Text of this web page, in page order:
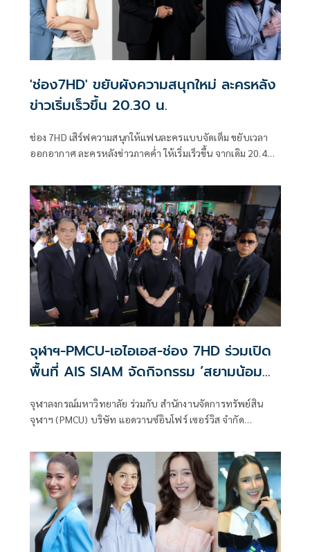
'ช่อง7HD' ขยับผังความสนุกใหม่ ละครหลัง
ข่าวเริ่มเร็วขึ้น 20.30 น.
ช่อง 7HD เสิร์ฟความสนุกให้แฟนละครแบบจัดเต็ม ขยับเวลา
ออกอากาศ ละครหลังข่าวภาคค่ำ ให้เริ่มเร็วขึ้น จากเดิม 20.40
จุฬาฯ-PMCU-เอไอเอส-ช่อง 7HD ร่วมเปิด
พื้นที่ AIS SIAM จัดกิจกรรม ‘สยามน้อม
พิการแห่งชาติ
จุฬาลงกรณ์มหาวิทยาลัย ร่วมกับ สำนักงานจัดการทรัพย์สิน
จุฬาฯ (PMCU) บริษัท แอดวานซ์อินโฟร์ เซอร์วิส จำกัด
น้อมรำลึกในพระมหากรุณาธิคุณอันหาที่สุดมิได้ ของสมเด็จ
พระนางเจ้าสิริกิติ์ พระบรมราชินีนาถ พระบรมราชชนนีพันปี
หลวง ผู้ทรงเป็นดั่งร่มโพธิ์ร่มไทรของแผ่นดิน